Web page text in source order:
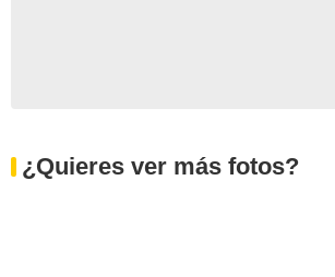
¿Quieres ver más fotos?